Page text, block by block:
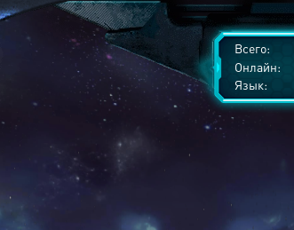
Всего:
Онлайн:
Язык: